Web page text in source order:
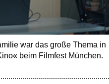
war das große Thema in
beim Filmfest München.